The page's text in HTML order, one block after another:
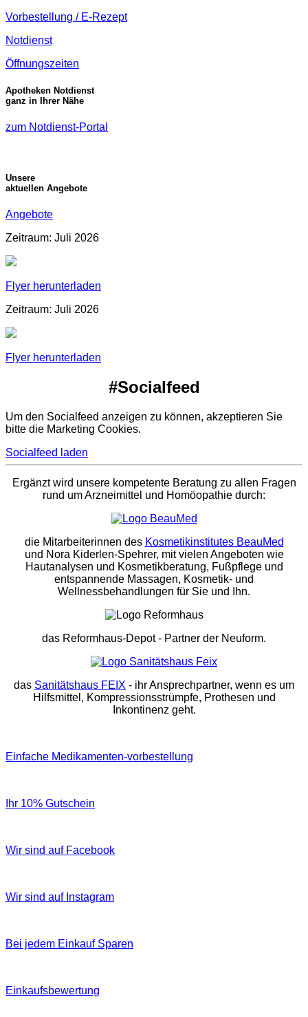
Vorbestellung / E-Rezept
Notdienst
Öffnungszeiten
Apotheken Notdienst
ganz in Ihrer Nähe
zum Notdienst-Portal
Unsere
aktuellen Angebote
Angebote
Zeitraum: Juli 2026
Flyer herunterladen
Zeitraum: Juli 2026
Flyer herunterladen
#Socialfeed
Um den Socialfeed anzeigen zu können, akzeptieren Sie
bitte die Marketing Cookies.
Socialfeed laden
Ergänzt wird unsere kompetente Beratung zu allen Fragen
rund um Arzneimittel und Homöopathie durch:
die Mitarbeiterinnen des Kosmetikinstitutes BeauMed
und Nora Kiderlen-Spehrer, mit vielen Angeboten wie
Hautanalysen und Kosmetikberatung, Fußpflege und
entspannende Massagen, Kosmetik- und
Wellnessbehandlungen für Sie und Ihn.
das Reformhaus-Depot- Partner der Neuform.
das Sanitätshaus FEIX - ihr Ansprechpartner, wenn es um
Hilfsmittel, Kompressionsstrümpfe, Prothesen und
Inkontinenz geht.
Einfache Medikamenten-vorbestellung
Ihr 10% Gutschein
Wir sind auf Facebook
Wir sind auf Instagram
Bei jedem Einkauf Sparen
Einkaufsbewertung